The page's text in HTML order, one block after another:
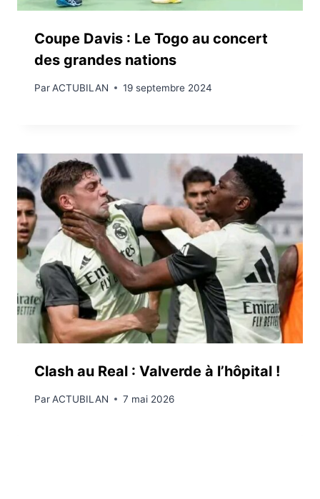
Coupe Davis : Le Togo au concert
des grandes nations
ParACTUBILAN 19 septembre 2024
Clash au Real : Valverde à l’hôpital !
ParACTUBILAN 7 mai 2026